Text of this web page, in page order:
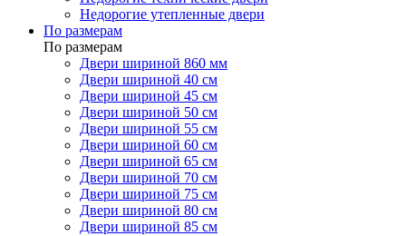
Недорогие утепленные двери
По размерам
По размерам
Двери шириной 860 мм
Двери шириной 40 см
Двери шириной 45 см
Двери шириной 50 см
Двери шириной 55 см
Двери шириной 60 см
Двери шириной 65 см
Двери шириной 70 см
Двери шириной 75 см
Двери шириной 80 см
Двери шириной 85 см